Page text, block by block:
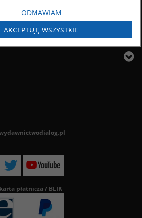
płatnicza / BLIK
ODMAWIAM
AKCEPTUJĘ WSZYSTKIE